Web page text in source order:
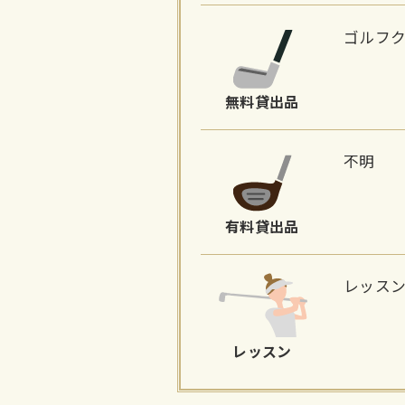
無料貸出品
ゴルフ
有料貸出品
不明
レッスン
レッス